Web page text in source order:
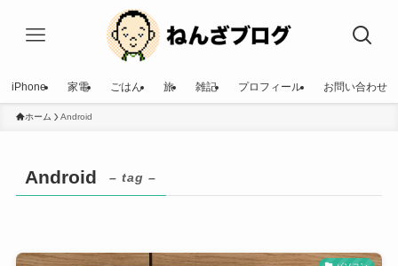
iPhone 家電 ごはん 旅 雑記 プロフィール お問い合わせ
ホーム Android
Android – tag –